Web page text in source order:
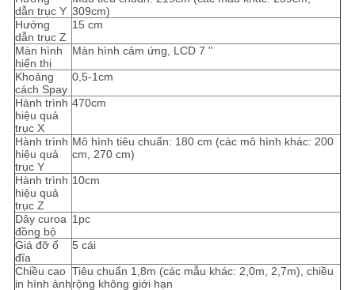
dẫn trục Y 309cm)
Hướng
dẫn trục Z
15 cm
Màn hình
hiển thị
Màn hình cảm ứng, LCD 7 ''
Khoảng
cách Spay
0,5-1cm
Hành trình
hiệu quả
trục X
470cm
Hành trình
hiệu quả
trục Y
Mô hình tiêu chuẩn: 180 cm (các mô hình khác: 200
cm, 270 cm)
Hành trình
hiệu quả
trục Z
10cm
Dây curoa
đồng bộ
1pc
Giá đỡ ổ
đĩa
5 cái
Chiều cao
in hình ảnh
Tiêu chuẩn 1,8m (các mẫu khác: 2,0m, 2,7m), chiều
rộng không giới hạn